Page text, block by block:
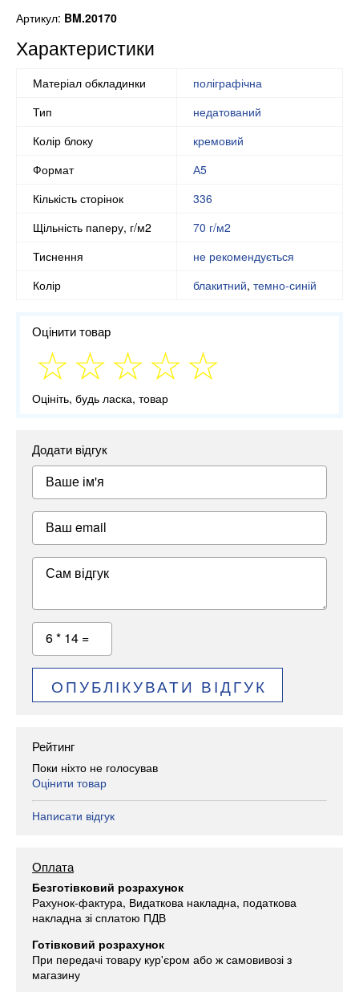
Артикул: BM.20170
Характеристики
Матеріал обкладинки
поліграфічна
Тип
недатований
Колір блоку
кремовий
Формат
А5
Кількість сторінок
336
Щільність паперу, г/м2
70 г/м2
Тиснення
не рекомендується
Колір
блакитний, темно-синій
Оцінити товар
Оцініть, будь ласка, товар
Додати відгук
Ваше ім'я
Ваш email
Сам відгук
6 * 14 =
ОПУБЛІКУВАТИ ВІДГУК
Рейтинг
Поки ніхто не голосував
Оцінити товар
Написати відгук
Оплата
Безготівковий розрахунок
Рахунок-фактура, Видаткова накладна, податкова
накладна зі сплатою ПДВ
Готівковий розрахунок
При передачі товару кур'єром або ж самовивозі з
магазину